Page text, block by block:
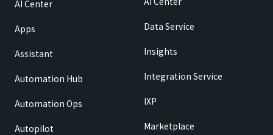
AI Center
Apps
Assistant
Automation Hub
Automation Ops
Autopilot
Data Service
Insights
Integration Service
IXP
Marketplace